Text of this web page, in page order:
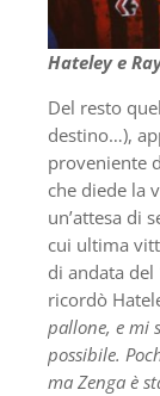
Hateley e
Del resto
destino…),
proveniente
che diede la
un’attesa di
cui ultima
di andata del
ricordò
pallone, e mi
possibile.
ma Zenga è